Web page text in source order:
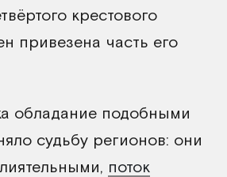
крестового
привезена часть его
обладание подобными
судьбу регионов: они
поток